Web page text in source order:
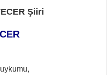
Şiiri